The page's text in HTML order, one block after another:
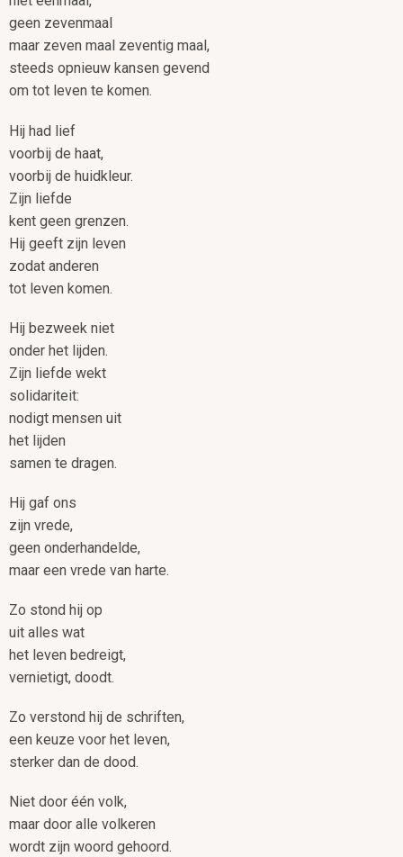
geen zevenmaal
maar zeven maal zeventig maal,
steeds opnieuw kansen gevend
om tot leven te komen.
Hij had lief
voorbij de haat,
voorbij de huidkleur.
Zijn liefde
kent geen grenzen.
Hij geeft zijn leven
zodat anderen
tot leven komen.
Hij bezweek niet
onder het lijden.
Zijn liefde wekt
solidariteit:
nodigt mensen uit
het lijden
samen te dragen.
Hij gaf ons
zijn vrede,
geen onderhandelde,
maar een vrede van harte.
Zo stond hij op
uit alles wat
het leven bedreigt,
vernietigt, doodt.
Zo verstond hij de schriften,
een keuze voor het leven,
sterker dan de dood.
Niet door één volk,
maar door alle volkeren
wordt zijn woord gehoord.